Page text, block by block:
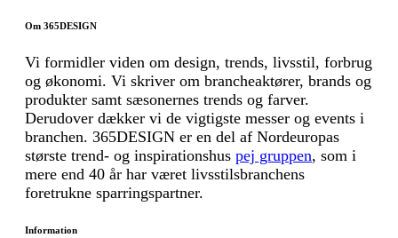
Om 365DESIGN
Vi formidler viden om design, trends, livsstil, forbrug
og økonomi. Vi skriver om brancheaktører, brands og
produkter samt sæsonernes trends og farver.
Derudover dækker vi de vigtigste messer og events i
branchen. 365DESIGN er en del af Nordeuropas
største trend- og inspirationshus pej gruppen, som i
mere end 40 år har været livsstilsbranchens
foretrukne sparringspartner.
Information